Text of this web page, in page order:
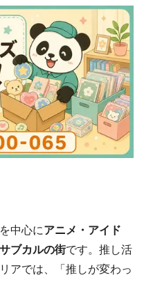
中心にアニメ・アイド
ブカルの街です。推し活
アでは、「推しが変わっ